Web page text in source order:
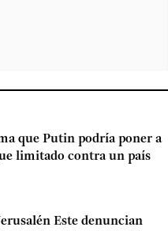
que Putin podría poner a
limitado contra un país
Este denuncian